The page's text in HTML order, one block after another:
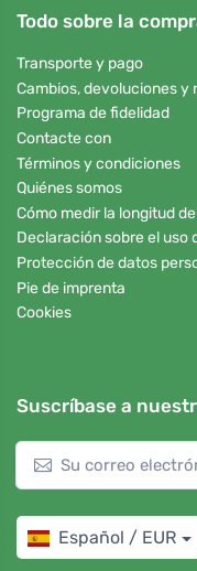
Todo sobre la
Transporte y pago
Cambios, devoluciones y
Programa de fidelidad
Contacte con
Términos y condiciones
Quiénes somos
Cómo medir la longitud
Declaración sobre el uso
Protección de datos
Pie de imprenta
Cookies
Suscríbase a
Español / EUR